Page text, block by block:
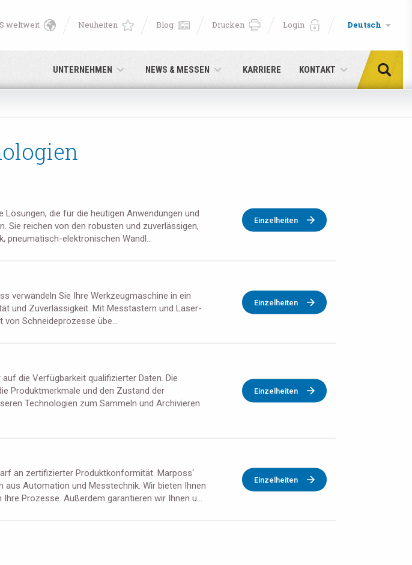
UNTERNEHMEN NEWS & MESSEN KARRIERE KONTAKT
weltweit Neuheiten Blog Drucken Login Deutsch
die für die heutigen Anwendungen und
Sie reichen von den robusten und zuverlässigen,
pneumatisch-elektronischen Wandl...
Einzelheiten
verwandeln Sie Ihre Werkzeugmaschine in ein
und Zuverlässigkeit. Mit Messtastern und Laser-
von Schneideprozesse übe...
Einzelheiten
die Verfügbarkeit qualifizierter Daten. Die
Produktmerkmale und den Zustand der
Technologien zum Sammeln und Archivieren
Einzelheiten
an zertifizierter Produktkonformität. Marposs‘
Automation und Messtechnik. Wir bieten Ihnen
Prozesse. Außerdem garantieren wir Ihnen u...
Einzelheiten